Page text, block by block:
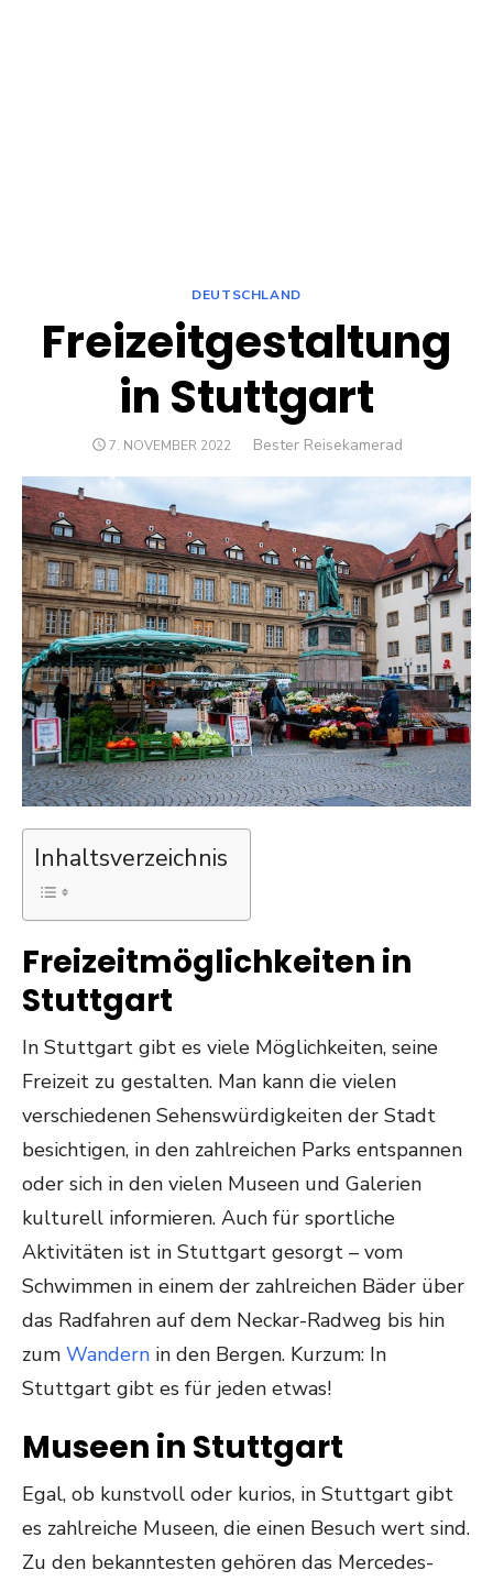
DEUTSCHLAND
Freizeitgestaltung
in Stuttgart
POSTED
7. NOVEMBER 2022 Author
Bester Reisekamerad
Inhaltsverzeichnis
Freizeitmöglichkeiten in
Stuttgart
In Stuttgart gibt es viele Möglichkeiten, seine
Freizeit zu gestalten. Man kann die vielen
verschiedenen Sehenswürdigkeiten der Stadt
besichtigen, in den zahlreichen Parks entspannen
oder sich in den vielen Museen und Galerien
kulturell informieren. Auch für sportliche
Aktivitäten ist in Stuttgart gesorgt – vom
Schwimmen in einem der zahlreichen Bäder über
das Radfahren auf dem Neckar-Radweg bis hin
zum Wandern in den Bergen. Kurzum: In
Stuttgart gibt es für jeden etwas!
Museen in Stuttgart
Egal, ob kunstvoll oder kurios, in Stuttgart gibt
es zahlreiche Museen, die einen Besuch wert sind.
Zu den bekanntesten gehören das Mercedes-